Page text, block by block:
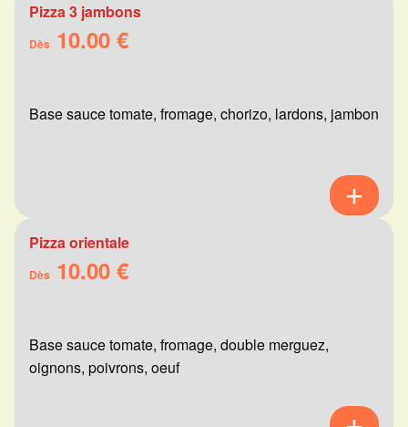
Pizza 3 jambons
Dès 10.00 €
Base sauce tomate, fromage, chorizo, lardons, jambon
Pizza orientale
Dès 10.00 €
Base sauce tomate, fromage, double merguez,
oignons, poivrons, oeuf